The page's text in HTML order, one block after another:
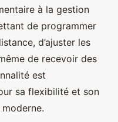
à la gestion
de programmer
d’ajuster les
de recevoir des
est
sa flexibilité et son